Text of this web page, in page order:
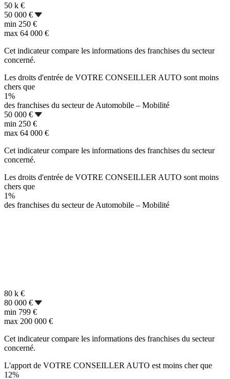
50 k €
50 000 €
min 250 €
max 64 000 €
Cet indicateur compare les informations des franchises du secteur
concerné.
Les droits d'entrée de VOTRE CONSEILLER AUTO sont moins
chers que
1%
des franchises du secteur de Automobile – Mobilité
50 000 €
min 250 €
max 64 000 €
Cet indicateur compare les informations des franchises du secteur
concerné.
Les droits d'entrée de VOTRE CONSEILLER AUTO sont moins
chers que
1%
des franchises du secteur de Automobile – Mobilité
80 k €
80 000 €
min 799 €
max 200 000 €
Cet indicateur compare les informations des franchises du secteur
concerné.
L'apport de VOTRE CONSEILLER AUTO est moins cher que
12%